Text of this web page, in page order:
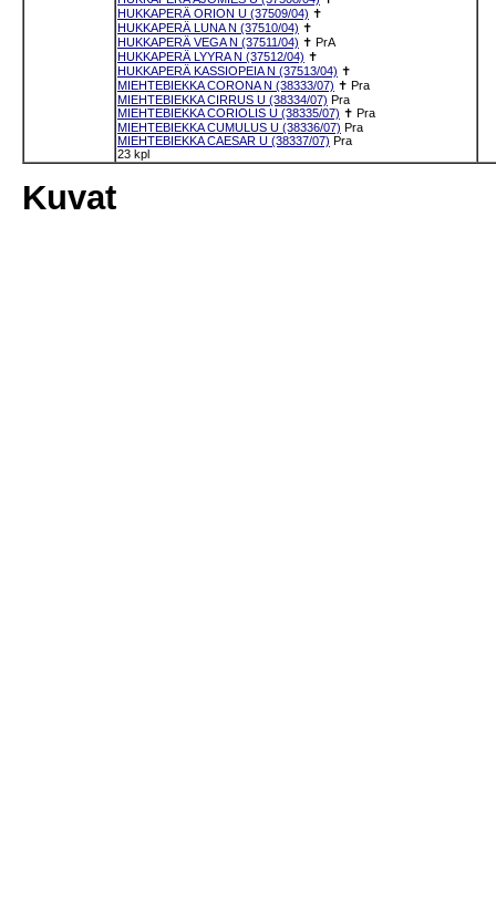
HUKKAPERÄ ORION U (37509/04) ✝
HUKKAPERÄ LUNA N (37510/04) ✝
HUKKAPERÄ VEGA N (37511/04) ✝ PrA
HUKKAPERÄ LYYRA N (37512/04) ✝
HUKKAPERÄ KASSIOPEIA N (37513/04) ✝
MIEHTEBIEKKA CORONA N (38333/07) ✝ Pra
MIEHTEBIEKKA CIRRUS U (38334/07) Pra
MIEHTEBIEKKA CORIOLIS U (38335/07) ✝ Pra
MIEHTEBIEKKA CUMULUS U (38336/07) Pra
MIEHTEBIEKKA CAESAR U (38337/07) Pra
23 kpl
Kuvat